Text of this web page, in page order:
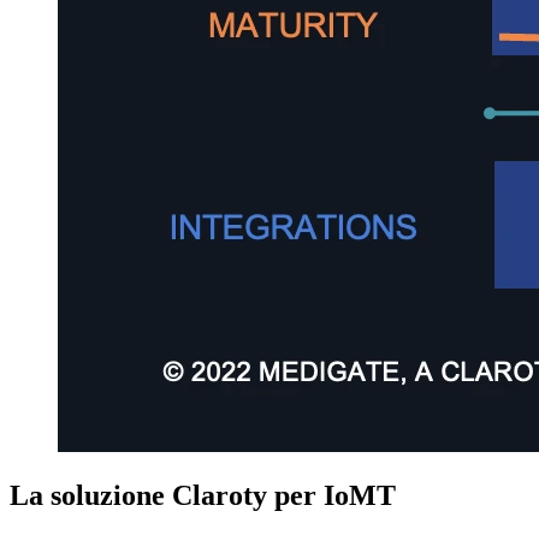
La soluzione Claroty per IoMT